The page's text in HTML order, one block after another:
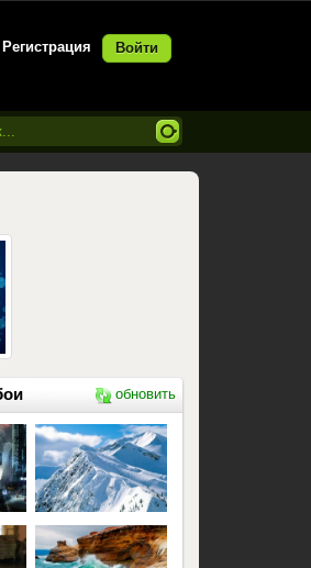
Регистрация Войти
обновить